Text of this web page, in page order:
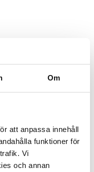
Om
att anpassa innehåll
funktioner för
Vi
och annan